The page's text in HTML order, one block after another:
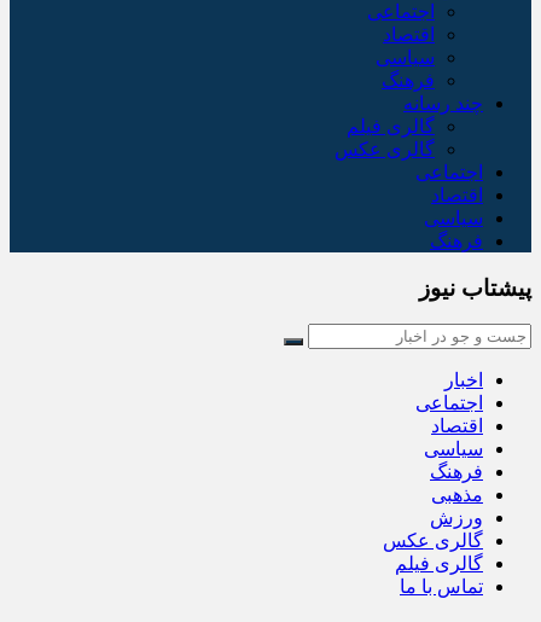
اجتماعی
اقتصاد
سیاسی
فرهنگ
چند رسانه
گالری فیلم
گالری عکس
اجتماعی
اقتصاد
سیاسی
فرهنگ
پیشتاب نیوز
اخبار
اجتماعی
اقتصاد
سیاسی
فرهنگ
مذهبی
ورزش
گالری عکس
گالری فیلم
تماس با ما